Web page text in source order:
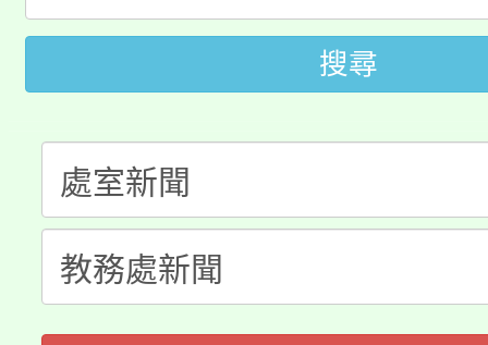
代理(課)教師甄選結果(
轉知中國文化大學推廣
《TA101》溝通分析基
程，歡迎學生輔導中心
心理、諮商輔導、社會
系所師生報名參加。
轉知苗栗縣政府辦理
縣市「校園短影音徵選
門員」簡章及活動海報
踴躍報名參加。
桃園市115學年度學生
要點
「桃園市補助參觀特色
展演活動實施計畫」
115年度「教育部表揚
義教育推展貢獻獎」
搜尋